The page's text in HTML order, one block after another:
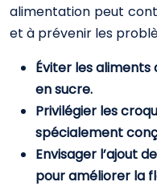
alimentation peut
et à prévenir les
Éviter les aliments
en sucre.
Privilégier les
spécialement
Envisager l’ajout
pour améliorer la